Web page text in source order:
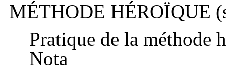
MÉTHODE HÉROÏQUE
Pratique de la méthode
Nota